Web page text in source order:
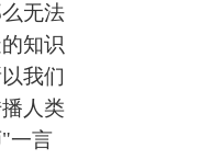
无法
知识
我们
人类
一言